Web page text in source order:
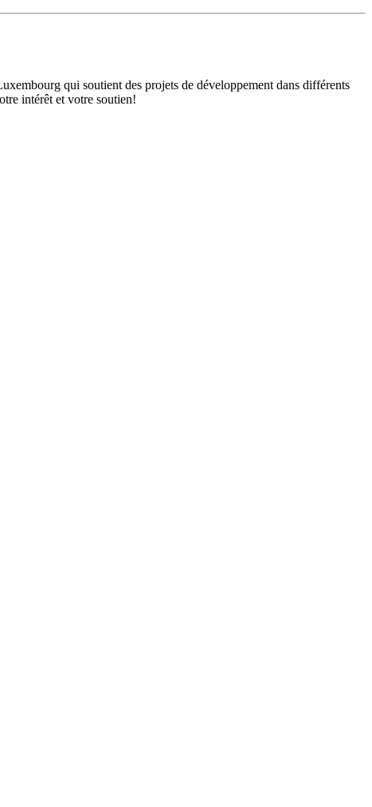
qui soutient des projets de développement dans différents
intérêt et votre soutien!